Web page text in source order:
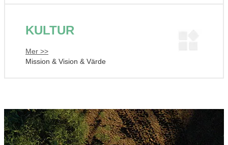
KULTUR
Mer >>
Mission & Vision & Värde